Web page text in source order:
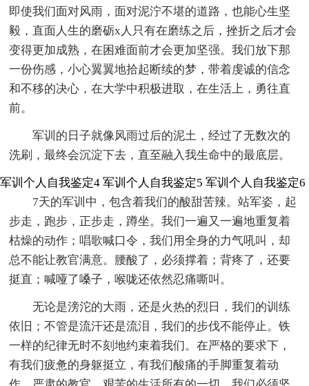
即使我们面对风雨，面对泥泞不堪的道路，也能心生坚
毅，直面人生的磨砺x人只有在磨练之后，挫折之后才会
变得更加成熟，在困难面前才会更加坚强。我们放下那
一份伤感，小心翼翼地拾起断续的梦，带着虔诚的信念
和不移的决心，在大学中积极进取，在生活上，勇往直
前。
军训的日子就像风雨过后的泥土，经过了无数次的
洗刷，最终会沉淀下去，直至融入我生命中的最底层。
军训个人自我鉴定4
7天的军训中，包含着我们的酸甜苦辣。站军姿，起
步走，跑步，正步走，蹲坐。我们一遍又一遍地重复着
枯燥的动作；唱歌喊口令，我们用全身的力气吼叫，却
总不能让教官满意。腰酸了，必须撑着；背疼了，还要
挺直；喊哑了嗓子，喉咙还依然忍痛嘶叫。
无论是滂沱的大雨，还是火热的烈日，我们的训练
依旧；不管是流汗还是流泪，我们的步伐不能停止。铁
一样的纪律无时不刻地约束着我们。在严格的要求下，
有我们疲惫的身躯挺立，有我们酸痛的手脚重复着动
军训个人自我鉴定5 军训个人自我鉴定6